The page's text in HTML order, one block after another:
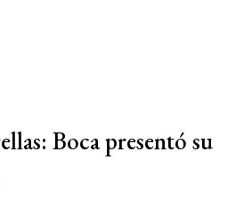
Boca presentó su